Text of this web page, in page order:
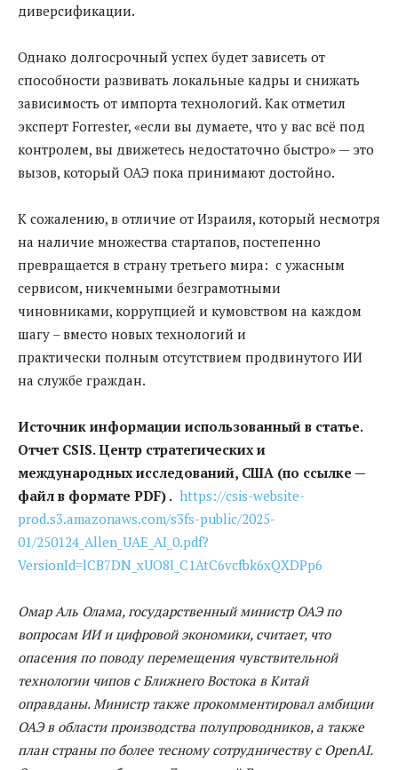
диверсификации.
Однако долгосрочный успех будет зависеть от
способности развивать локальные кадры и снижать
зависимость от импорта технологий. Как отметил
эксперт Forrester, «если вы думаете, что у вас всё под
контролем, вы движетесь недостаточно быстро» — это
вызов, который ОАЭ пока принимают достойно.
К сожалению, в отличие от Израиля, который несмотря
на наличие множества стартапов, постепенно
превращается в страну третьего мира: с ужасным
сервисом, никчемными безграмотными
чиновниками, коррупцией и кумовством на каждом
шагу – вместо новых технологий и
практически полным отсутствием продвинутого ИИ
на службе граждан.
Источник информации использованный в статье.
Отчет CSIS. Центр стратегических и
международных исследований, США (по ссылке —
файл в формате PDF) . https://csis-website-
prod.s3.amazonaws.com/s3fs-public/2025-
01/250124_Allen_UAE_AI_0.pdf?
VersionId=lCB7DN_xUO8I_C1AtC6vcfbk6xQXDPp6
Омар Аль Олама, государственный министр ОАЭ по
вопросам ИИ и цифровой экономики, считает, что
опасения по поводу перемещения чувствительной
технологии чипов с Ближнего Востока в Китай
оправданы. Министр также прокомментировал амбиции
ОАЭ в области производства полупроводников, а также
план страны по более тесному сотрудничеству с OpenAI.